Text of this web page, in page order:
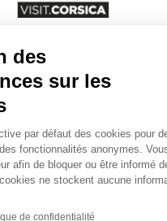
vous àla lettre d’information
tourisme de la Corse.